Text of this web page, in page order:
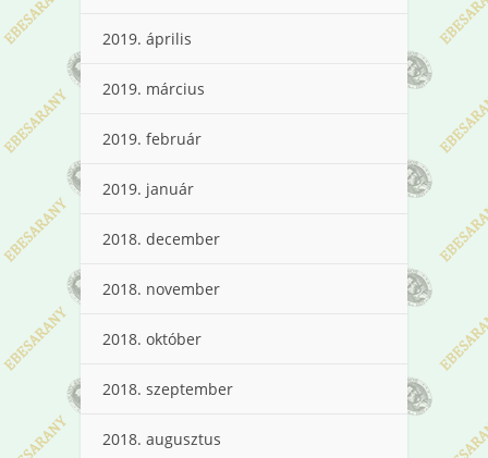
2019. április
2019. március
2019. február
2019. január
2018. december
2018. november
2018. október
2018. szeptember
2018. augusztus